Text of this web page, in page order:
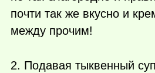
почти так же вкусно и
между прочим!
2. Подавая тыквенный